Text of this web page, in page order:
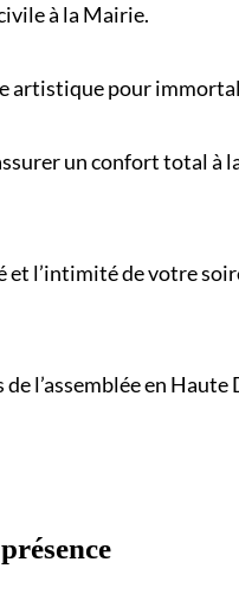
à la Mairie.
artistique pour
un confort total à
et l’intimité de votre
de l’assemblée en